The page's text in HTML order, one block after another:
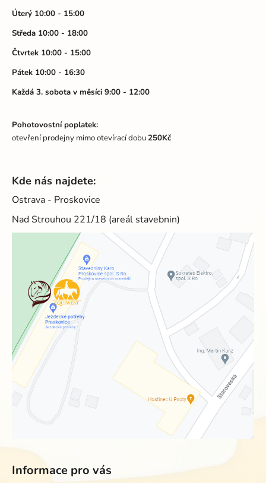
Úterý 10:00 - 15:00
Středa 10:00 - 18:00
Čtvrtek 10:00 - 15:00
Pátek 10:00 - 16:30
Každá 3. sobota v měsíci 9:00 - 12:00
Pohotovostní poplatek:
otevření prodejny mimo otevírací dobu250Kč
Kde nás najdete:
Ostrava - Proskovice
Nad Strouhou 221/18 (areál stavebnin)
Informace pro vás